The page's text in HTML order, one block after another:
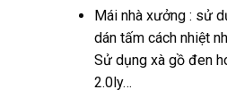
Mái nhà xưởng : sử
dán tấm cách nhiệt
Sử dụng xà gồ đen
2.0ly…